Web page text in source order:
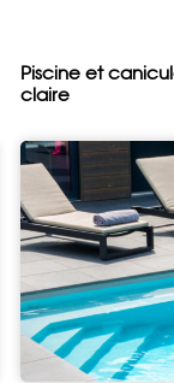
Piscine et
claire